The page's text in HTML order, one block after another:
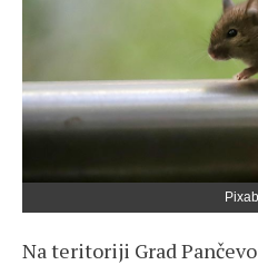
Na teritoriji Grad Pančevo